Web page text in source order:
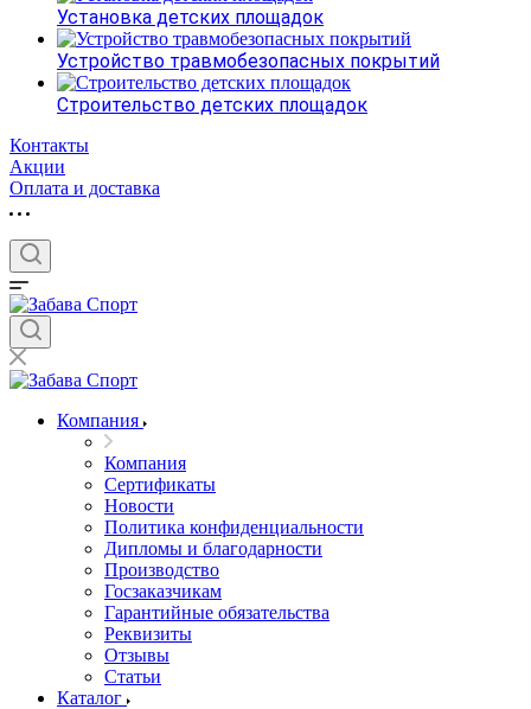
Установка детских площадок
Устройство травмобезопасных покрытий
Строительство детских площадок
Контакты
Акции
Оплата и доставка
Компания
Компания
Сертификаты
Новости
Политика конфиденциальности
Дипломы и благодарности
Производство
Госзаказчикам
Гарантийные обязательства
Реквизиты
Отзывы
Статьи
Каталог